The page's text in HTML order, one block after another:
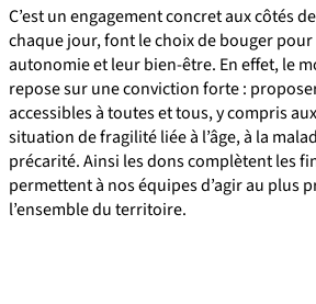
C’est un engagement concret aux côtés
chaque jour, font le choix de bouger
autonomie et leur bien-être. En effet, le
repose sur une conviction forte :
accessibles à toutes et tous, y compris
situation de fragilité liée à l’âge, à la
précarité. Ainsi les dons complètent les
permettent à nos équipes d’agir au plus
l’ensemble du territoire.